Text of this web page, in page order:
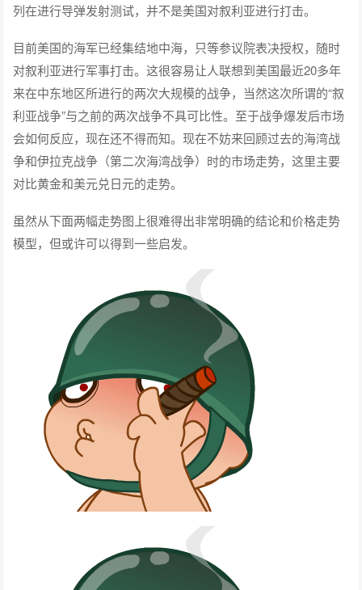
列在进行导弹发射测试，并不是美国对叙利亚进行打击。
目前美国的海军已经集结地中海，只等参议院表决授权，随时
对叙利亚进行军事打击。这很容易让人联想到美国最近20多年
来在中东地区所进行的两次大规模的战争，当然这次所谓的“叙
利亚战争”与之前的两次战争不具可比性。至于战争爆发后市场
会如何反应，现在还不得而知。现在不妨来回顾过去的海湾战
争和伊拉克战争（第二次海湾战争）时的市场走势，这里主要
对比黄金和美元兑日元的走势。
虽然从下面两幅走势图上很难得出非常明确的结论和价格走势
模型，但或许可以得到一些启发。